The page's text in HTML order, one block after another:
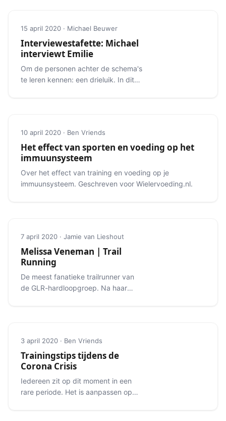
15 april 2020 · Michael Beuwer
Interviewestafette: Michael
interviewt Emilie
Om de personen achter de schema's
te leren kennen: een drieluik. In dit
10 april 2020 · Ben Vriends
Het effect van sporten en voeding op het
immuunsysteem
Over het effect van training en voeding op je
immuunsysteem. Geschreven voor Wielervoeding.nl.
7 april 2020 · Jamie van Lieshout
Melissa Veneman | Trail
Running
De meest fanatieke trailrunner van
de GLR-hardloopgroep. Na haar
3 april 2020 · Ben Vriends
Trainingstips tijdens de
Corona Crisis
Iedereen zit op dit moment in een
rare periode. Het is aanpassen op